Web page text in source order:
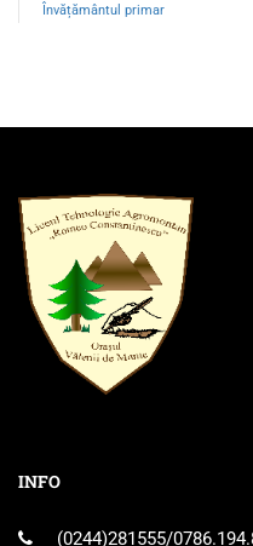
Învățământul primar
INFO
(0244)281555/